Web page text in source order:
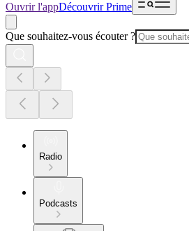
Ouvrir l'appDécouvrir Prime
Que souhaitez-vous écouter ?
Radio
Podcasts